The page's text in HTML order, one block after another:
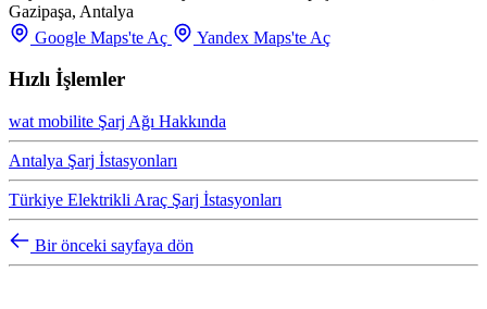
Gazipaşa, Antalya
Google Maps'te Aç
Yandex Maps'te Aç
Hızlı İşlemler
wat mobilite Şarj Ağı Hakkında
Antalya Şarj İstasyonları
Türkiye Elektrikli Araç Şarj İstasyonları
Bir önceki sayfaya dön